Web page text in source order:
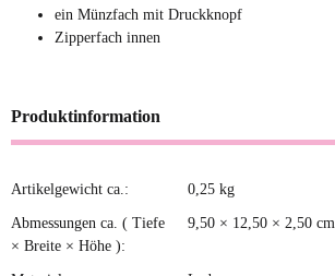
ein Münzfach mit Druckknopf
Zipperfach innen
Produktinformation
Produkteigenschaft
Wert
Artikelgewicht ca.: 0,25 kg
Abmessungen ca. ( Tiefe
× Breite × Höhe ):
9,50 × 12,50 × 2,50 cm